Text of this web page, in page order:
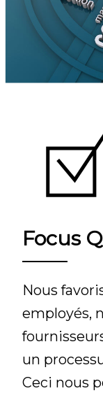
Focus
Nous
employés,
un
Ceci nous